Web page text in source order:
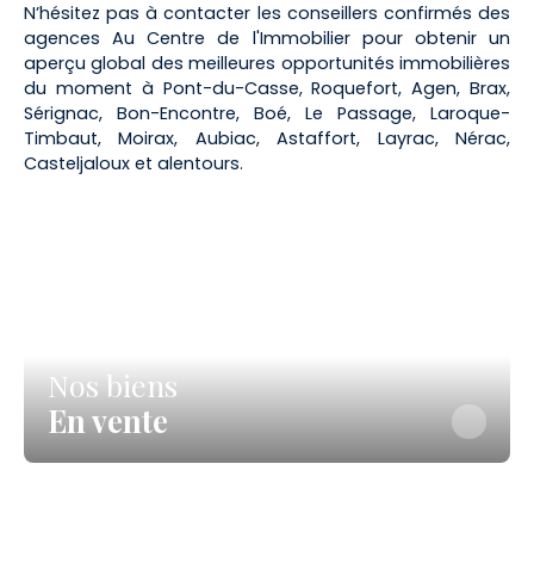
N’hésitez pas à contacter les conseillers confirmés des
agences Au Centre de l'Immobilier pour obtenir un
aperçu global des meilleures opportunités immobilières
du moment à Pont-du-Casse, Roquefort, Agen, Brax,
Sérignac, Bon-Encontre, Boé, Le Passage, Laroque-
Timbaut, Moirax, Aubiac, Astaffort, Layrac, Nérac,
Casteljaloux et alentours.
Nos biens
En vente